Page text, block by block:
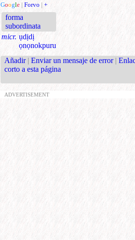
Google | Forvo | +
forma
subordinata
micr. ụdịdị
ọnọnokpuru
Añadir | Enviar un mensaje de error |
corto a esta página
ADVERTISEMENT